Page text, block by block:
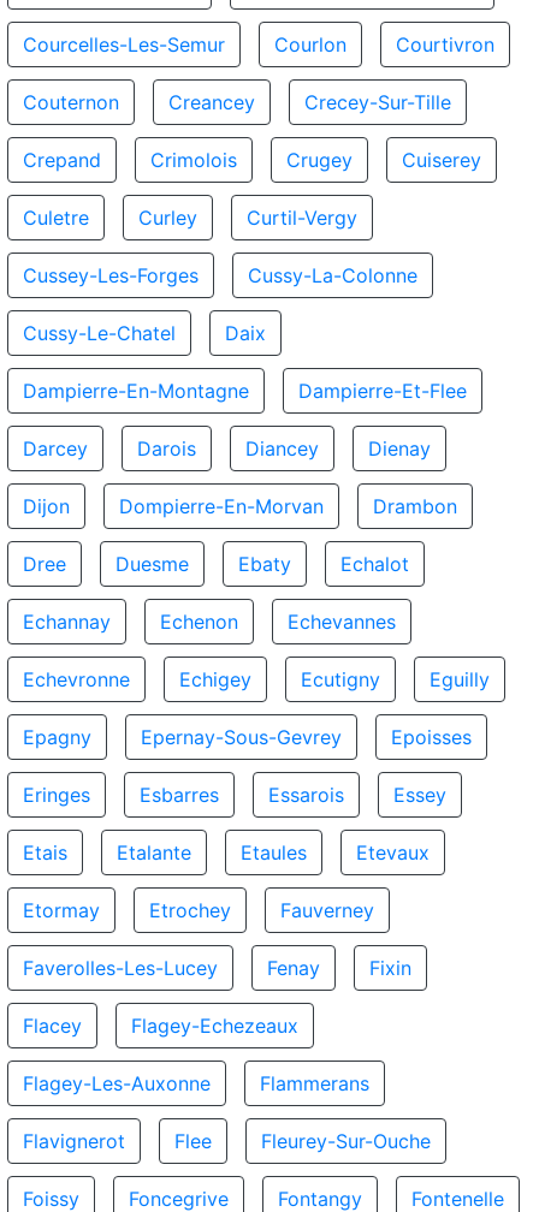
Courcelles-Les-Semur Courlon Courtivron
Couternon Creancey Crecey-Sur-Tille
Crepand Crimolois Crugey Cuiserey
Culetre Curley Curtil-Vergy
Cussey-Les-Forges Cussy-La-Colonne
Cussy-Le-Chatel Daix
Dampierre-En-Montagne Dampierre-Et-Flee
Darcey Darois Diancey Dienay
Dijon Dompierre-En-Morvan Drambon
Dree Duesme Ebaty Echalot
Echannay Echenon Echevannes
Echevronne Echigey Ecutigny Eguilly
Epagny Epernay-Sous-Gevrey Epoisses
Eringes Esbarres Essarois Essey
Etais Etalante Etaules Etevaux
Etormay Etrochey Fauverney
Faverolles-Les-Lucey Fenay Fixin
Flacey Flagey-Echezeaux
Flagey-Les-Auxonne Flammerans
Flavignerot Flee Fleurey-Sur-Ouche
Foissy Foncegrive Fontangy Fontenelle